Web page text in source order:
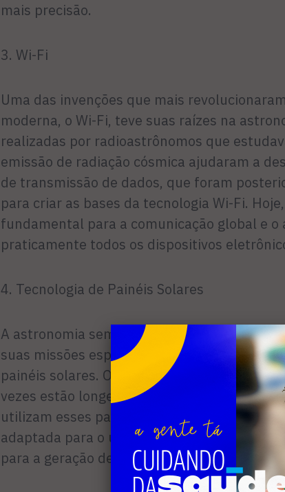
mais precisão.
3. Wi-Fi
Uma das invenções que mais
moderna, o Wi-Fi, teve suas raízes na
realizadas por radioastrônomos que
emissão de radiação cósmica ajudaram a
de transmissão de dados, que foram
para criar as bases da tecnologia Wi-Fi.
fundamental para a comunicação global e o
praticamente todos os dispositivos
4. Tecnologia de Painéis Solares
A astronomia sempre dependeu da energia
suas missões espaciais, o que levou a
painéis solares. Os telescópios espaciais e
vezes estão longe de qualquer fonte de
utilizam esses painéis para operar. Hoje,
adaptada para o uso doméstico, industrial e
para a geração de energia renovável e